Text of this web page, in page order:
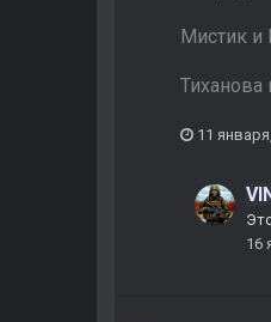
Мистик и
11
16